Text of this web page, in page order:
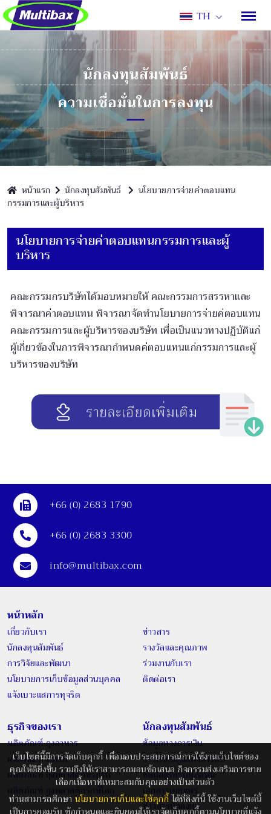
TH
หน้าแรก นักลงทุนสัมพันธ์
นโยบายการจ่ายค่าตอบแทน
กรรมการและผู้บริหาร
นโยบายการจ่ายค่าตอบแทนกรรมการและผู้
บริหาร
คณะกรรมกรบริษัทได้มอบหมายให้ คณะกรรมการสรรหาและ
พิจารณาค่าตอบแทน พิจารณาจัดทำนโยบายการจ่ายค่ตอบแทน
คณะกรรมการและผู้บริหารของบริษัท เพื่อเป็นแนวทางปฏิบัติแก่
ผู้เกี่ยวข้องในการพิจารณากำหนดค่ตอบแทนแก่กรรมการและผู้
บริหารของบริษัท
+66 (0) 2683 1790
+66 (0) 2683 3300
info@multibax.com
หน้าหลัก
เกี่ยวกับเรา
นักลงทุนสัมพันธ์
การวิจัยและพัฒนา
นโยบายการเก็บข้อมูลส่วนบุคคล
แจ้งเบาะแสการทุจริต
ข่าวสาร
รางวัลและคุณภาพ
ร่วมงานกับเรา
ติดต่อเรา
ธุรกิจของเรา
ผลิตภัณฑ์ ถุงอาหาร
ผลิตภัณฑ์ ถุงขยะ
ผลิตภัณฑ์ ถุงพลาสติกชีวภาพ
ผลิตภัณฑ์ ถุงพลาสติกรักษ์โลก
นักลงทุนสัมพันธ์
ข้อมูลทางการเงิน
การกำกับดูแลกิจการที่ดี
ข้อมูลสำหรับผู้ถือหุ้น
เอกสารเผยแพร่
ข่าวสารนักลงทุน
เว็บไซต์นี้มีการจัดเก็บคุกกี้ เพื่อมอบประสบการณ์การใช้งานเว็บไซต์ของ
คุณให้ดียิ่งขึ้น รวมถึงให้เราสามารถมอบข้อเสนอ กิจกรรมส่งเสริมการขาย
เลือกเนื้อหาที่เหมาะสมกับคุณอย่างเป็นส่วนตัว
ท่านสามารถศึกษานโยบายการเก็บและใช้คุกกี้ได้ที่ลิงก์นี้ ใช้งานเว็บไซต์นี้